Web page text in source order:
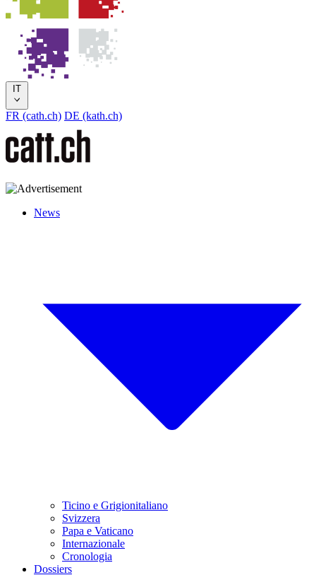
IT
FR (cath.ch) DE (kath.ch)
News
Ticino e Grigionitaliano
Svizzera
Papa e Vaticano
Internazionale
Cronologia
Dossiers